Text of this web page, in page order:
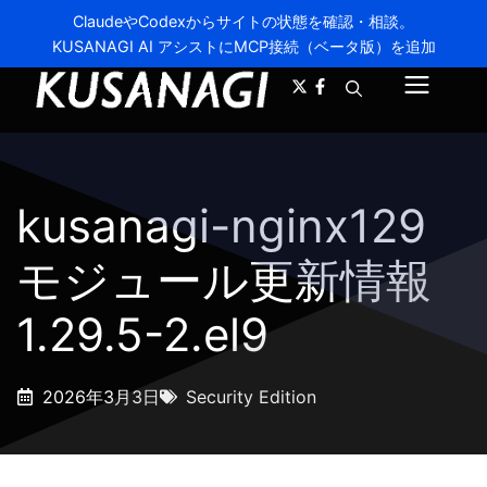
ClaudeやCodexからサイトの状態を確認・相談。
KUSANAGI AI アシストにMCP接続（ベータ版）を追加
ニ
kusanagi-nginx129
モジュール更新情報
1.29.5-2.el9
2026年3月3日 Security Edition
A- A+